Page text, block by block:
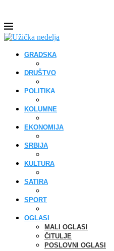
GRADSKA
DRUŠTVO
POLITIKA
KOLUMNE
EKONOMIJA
SRBIJA
KULTURA
SATIRA
SPORT
OGLASI
MALI OGLASI
ČITULJE
POSLOVNI OGLASI